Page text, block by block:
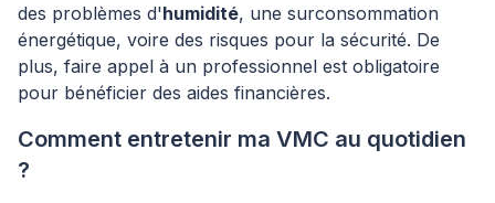
des problèmes d'humidité, une surconsommation
énergétique, voire des risques pour la sécurité. De
plus, faire appel à un professionnel est obligatoire
pour bénéficier des aides financières.
Comment entretenir ma VMC au quotidien
?